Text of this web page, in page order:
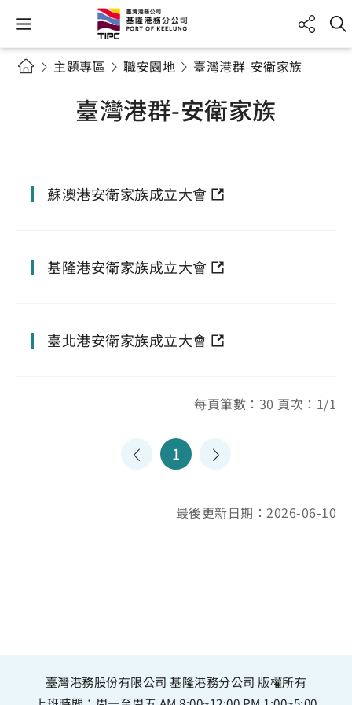
主題專區 職安園地 臺灣港群-安衛家族
臺灣港群-安衛家族
蘇澳港安衛家族成立大會
基隆港安衛家族成立大會
臺北港安衛家族成立大會
每頁筆數：30 頁次：1/1
1
最後更新日期：2026-06-10
臺灣港務股份有限公司 基隆港務分公司 版權所有